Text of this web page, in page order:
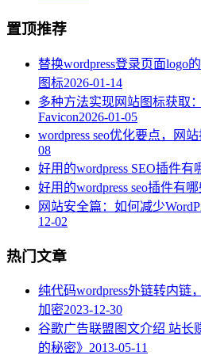
置顶推荐
替换wordpress登录页面logo
图标2026-01-14
多种方法实现网站图标获取
Favicon2026-01-05
wordpress seo优化要点，网
08
好用的wordpress SEO插件有
好用的wordpress seo插件有哪
网站安全篇：如何减少
12-02
热门文章
纯代码wordpress外链转内链
加密2023-12-30
谷歌广告联盟图文介绍 站长
的秘密》 2013-05-11